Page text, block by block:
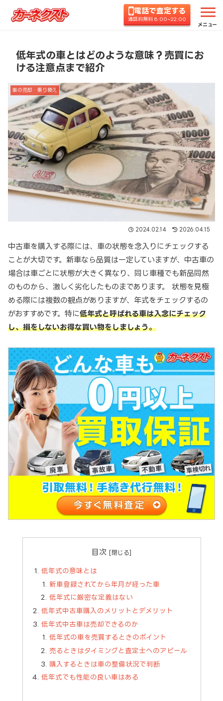
電話で査定する
通話料無料 8:00~22:00
メニュー
ホーム コラムTOP 車の売却・乗り換え 低年式
低年式の車とはどのような意味？売買にお
ける注意点まで紹介
車の売却・乗り換え
2024.02.14 2026.04.15
中古車を購入する際には、車の状態を念入りにチェックする
ことが大切です。新車なら品質は一定していますが、中古車の
場合は車ごとに状態が大きく異なり、同じ車種でも新品同然
のものから、激しく劣化したものまであります。 状態を見極
める際には複数の観点がありますが、年式をチェックするの
がおすすめです。特に低年式と呼ばれる車は入念にチェック
し、損をしないお得な買い物をしましょう。
目次
低年式の意味とは
新車登録されてから年月が経った車
低年式に厳密な定義はない
低年式中古車購入のメリットとデメリット
低年式中古車は売却できるのか
低年式の車を売買するときのポイント
売るときはタイミングと査定士へのアピール
購入するときは車の整備状況で判断
低年式でも性能の良い車はある